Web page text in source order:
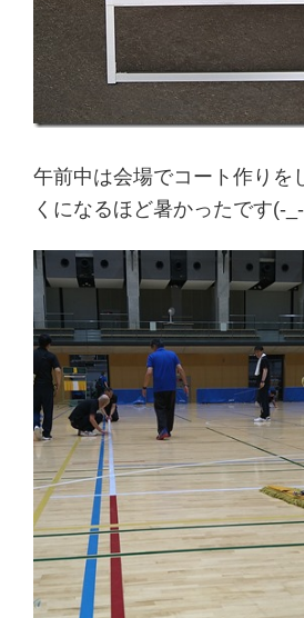
午前中は会場でコート作りを
くになるほど暑かったです(-